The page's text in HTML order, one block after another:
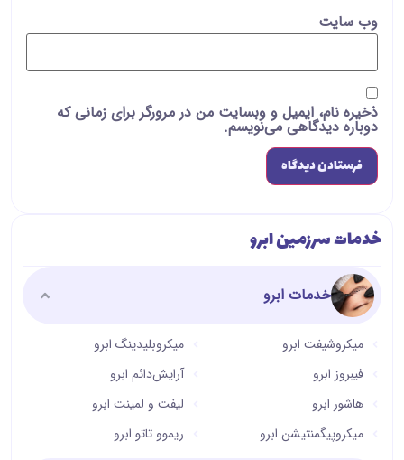
وب‌ سایت
ذخیره نام، ایمیل و وبسایت من در مرورگر برای زمانی که
دوباره دیدگاهی می‌نویسم.
خدمات سرزمین ابرو
خدمات ابرو
میکروشیفت ابرو
فیبروز ابرو
هاشور ابرو
میکروپیگمنتیشن ابرو
میکروبلیدینگ ابرو
آرایش‌دائم ابرو
لیفت و لمینت ابرو
ریموو تاتو ابرو